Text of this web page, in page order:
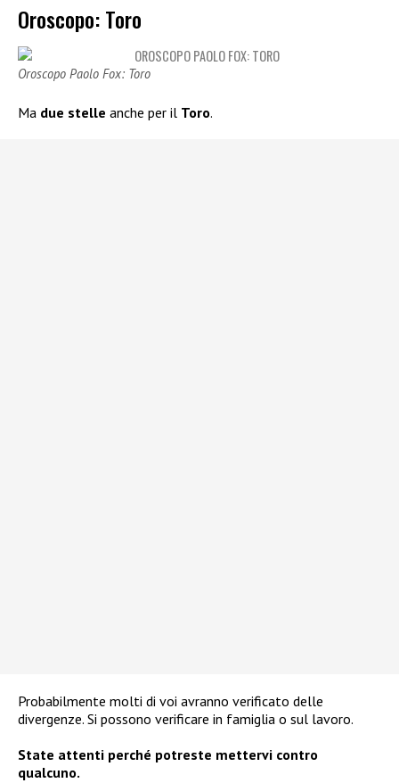
Oroscopo: Toro
Oroscopo Paolo Fox: Toro
Ma due stelle anche per il Toro.
Probabilmente molti di voi avranno verificato delle
divergenze. Si possono verificare in famiglia o sul lavoro.
State attenti perché potreste mettervi contro
qualcuno.